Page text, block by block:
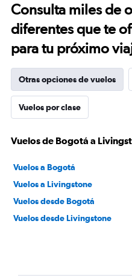
Consulta miles de
diferentes que te
para tu próximo
Otras opciones de vuelos
Vuelos por clase
Vuelos de Bogotá a
Vuelos a Bogotá
Vuelos a Livingstone
Vuelos desde Bogotá
Vuelos desde Livingstone